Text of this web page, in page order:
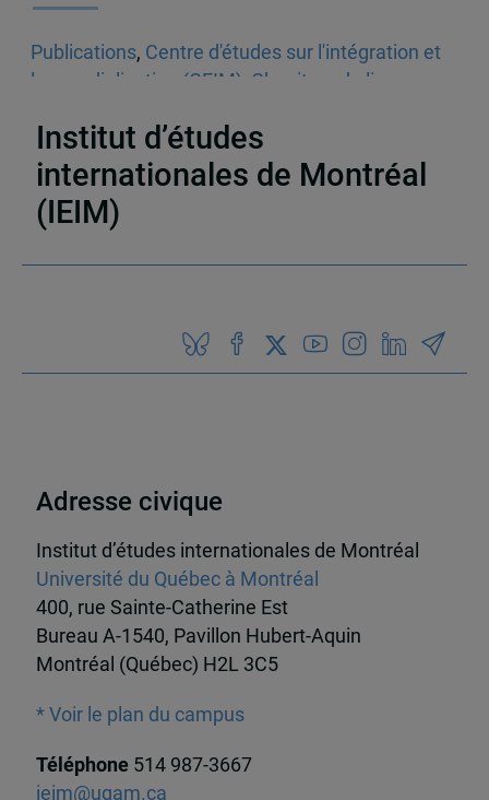
Publications, Centre d'études sur l'intégration et
la mondialisation (CEIM) Chapitres de livres
Institut d’études
internationales de Montréal
(IEIM)
Adresse civique
Institut d’études internationales de Montréal
Université du Québec à Montréal
400, rue Sainte-Catherine Est
Bureau A-1540, Pavillon Hubert-Aquin
Montréal (Québec) H2L 3C5
* Voir le plan du campus
Téléphone 514 987-3667
ieim@uqam.ca